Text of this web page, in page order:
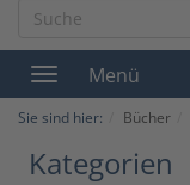
Toggle
navigation
Menü
Sie sind hier: Bücher
Kategorien